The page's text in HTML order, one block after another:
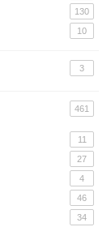
130
10
3
461
11
27
4
46
34